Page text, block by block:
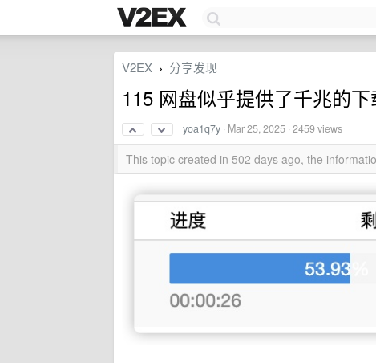
V2EX › 分享发现
115 网盘似乎提供了千兆的
yoa1q7y · Mar 25, 2025 · 2459 views
This topic created in 502 days ago, the